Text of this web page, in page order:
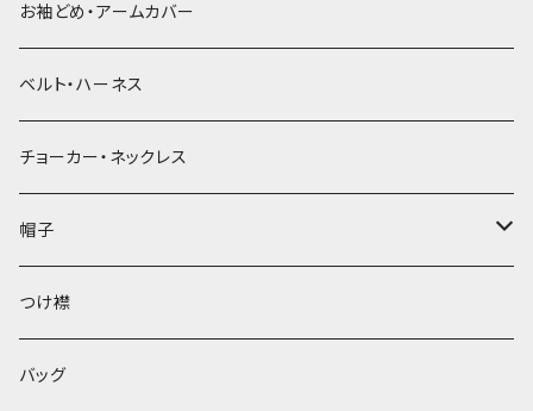
お袖どめ・アームカバー
ベルト・ハーネス
チョーカー・ネックレス
帽子
ベレー帽
つけ襟
バッグ